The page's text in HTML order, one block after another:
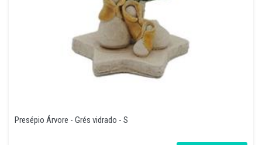
Presépio Árvore - Grés vidrado - S